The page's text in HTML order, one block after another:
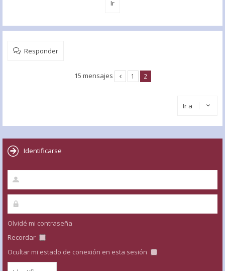
Responder
15 mensajes 1 2
Ir a
Identificarse
Olvidé mi contraseña
Recordar
Ocultar mi estado de conexión en esta sesión